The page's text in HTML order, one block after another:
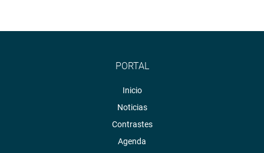
PORTAL
Inicio
Noticias
Contrastes
Agenda